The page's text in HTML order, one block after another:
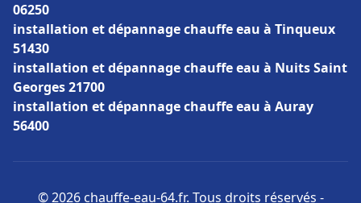
06250
installation et dépannage chauffe eau à Tinqueux
51430
installation et dépannage chauffe eau à Nuits Saint
Georges 21700
installation et dépannage chauffe eau à Auray
56400
© 2026 chauffe-eau-64.fr. Tous droits réservés -